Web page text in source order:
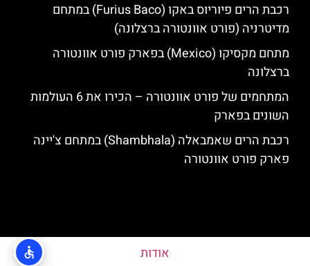
רכבת הרים פיוריוס באקו (Furius Baco) במתחם
מדיטרניה (פורט אוונטורה ברצלונה)
מתחם מקסיקו (Mexico) בפארק פורט אוונטורה
ברצלונה
המתחמים של פורט אוונטורה – הכירו את 6 העולמות
השונים בפארק
רכבת הרים שאמבאלה (Shambhala) במתחם צ'יינה
פארק פורט אוונטורה
אודות